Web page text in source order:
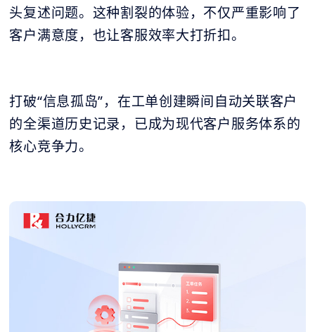
头复述问题。这种割裂的体验，不仅严重影响了
客户满意度，也让客服效率大打折扣。
打破“信息孤岛”，在工单创建瞬间自动关联客户
的全渠道历史记录，已成为现代客户服务体系的
核心竞争力。